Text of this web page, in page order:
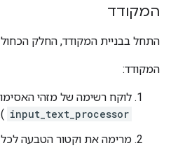
המקודד
התחל בבניית המקודד, החלק
המקודד:
לוקח רשימה של מזהי
input_text_processor
מרימה את וקטור הטבעה